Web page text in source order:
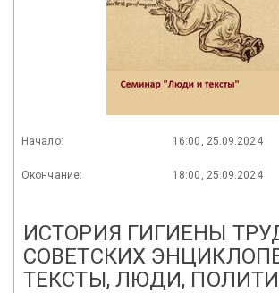
Начало: 16:00, 25.09.2024
Окончание: 18:00, 25.09.2024
ИСТОРИЯ ГИГИЕНЫ
СОВЕТСКИХ
ТЕКСТЫ, ЛЮДИ,